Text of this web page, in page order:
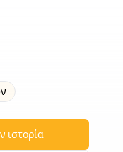
ιστορία